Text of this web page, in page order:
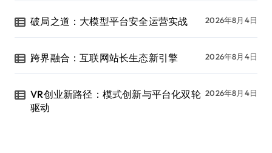
破局之道：大模型平台安全运营实战 2026年8月4日
跨界融合：互联网站长生态新引擎 2026年8月4日
VR创业新路径：模式创新与平台化双轮
驱动
2026年8月4日